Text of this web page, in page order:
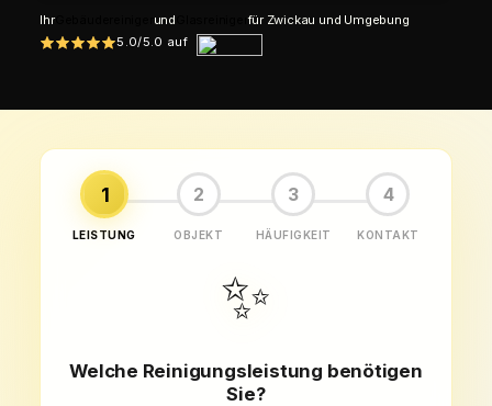
IhrGebäudereiniger und Glasreinigerfür Zwickau und Umgebung
5.0/5.0 auf
1
LEISTUNG
2
OBJEKT
3
HÄUFIGKEIT
4
KONTAKT
✨
Welche Reinigungsleistung benötigen
Sie?